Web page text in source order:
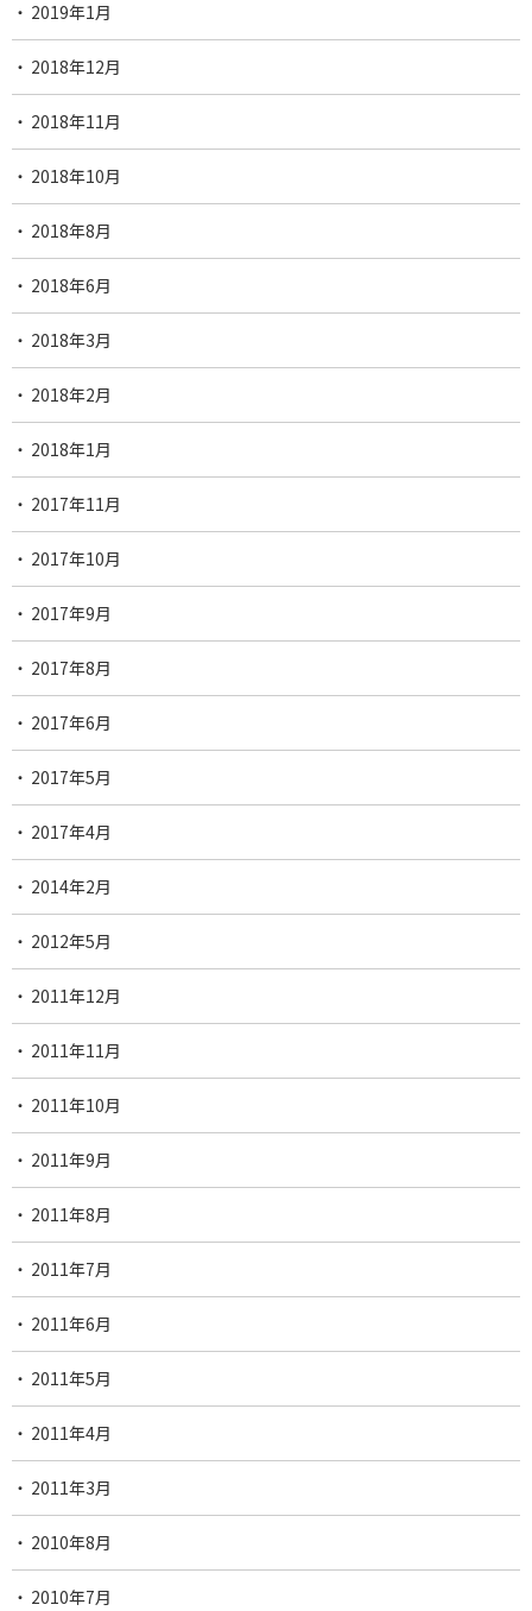
2019年1月
2018年12月
2018年11月
2018年10月
2018年8月
2018年6月
2018年3月
2018年2月
2018年1月
2017年11月
2017年10月
2017年9月
2017年8月
2017年6月
2017年5月
2017年4月
2014年2月
2012年5月
2011年12月
2011年11月
2011年10月
2011年9月
2011年8月
2011年7月
2011年6月
2011年5月
2011年4月
2011年3月
2010年8月
2010年7月